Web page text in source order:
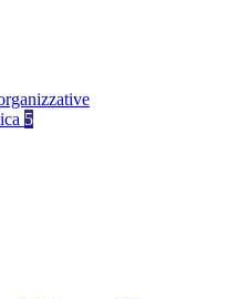
5